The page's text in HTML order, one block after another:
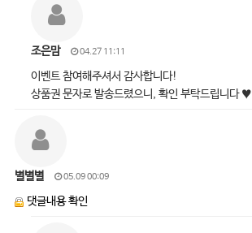
조은맘 04.27 11:11
이벤트 참여해주셔서 감사합니다!
상품권 문자로 발송드렸으니, 확인 부탁드립니다 ♥
별별별 05.09 00:09
댓글내용 확인